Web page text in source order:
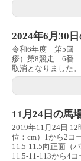
2024年6月30
令和6年度 第5回
疹）第8競走 6番
取消となりました。
11月24日の馬
2019年11月24日
位：cm）1から2コ
11.5-11.5向正面（
11.5-11-113から4コ